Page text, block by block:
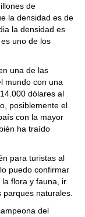
de
la densidad es de
la densidad es
uno de los
una de las
mundo con una
dólares al
posiblemente el
con la mayor
ha traído
para turistas al
puedo confirmar
flora y fauna, ir
naturales.
del